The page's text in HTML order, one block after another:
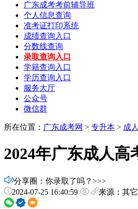
广东成考考前辅导班
个人信息查询
准考证打印系统
成绩查询入口
分数线查询
录取查询入口
学籍查询入口
学历查询入口
服务大厅
公众号
微信群
所在位置： 广东成考网 > 专升本 > 成
2024年广东成人
分享圈：你录取了吗？>>>
2024-07-25 16:40:59
来源：其它